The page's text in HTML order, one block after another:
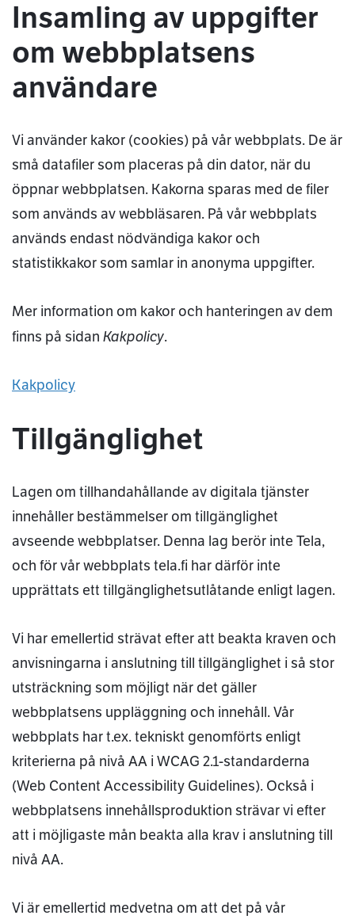
Insamling av uppgifter
om webbplatsens
användare
Vi använder kakor (cookies) på vår webbplats. De är
små datafiler som placeras på din dator, när du
öppnar webbplatsen. Kakorna sparas med de filer
som används av webbläsaren. På vår webbplats
används endast nödvändiga kakor och
statistikkakor som samlar in anonyma uppgifter.
Mer information om kakor och hanteringen av dem
finns på sidan Kakpolicy.
Kakpolicy
Tillgänglighet
Lagen om tillhandahållande av digitala tjänster
innehåller bestämmelser om tillgänglighet
avseende webbplatser. Denna lag berör inte Tela,
och för vår webbplats tela.fi har därför inte
upprättats ett tillgänglighetsutlåtande enligt lagen.
Vi har emellertid strävat efter att beakta kraven och
anvisningarna i anslutning till tillgänglighet i så stor
utsträckning som möjligt när det gäller
webbplatsens uppläggning och innehåll. Vår
webbplats har t.ex. tekniskt genomförts enligt
kriterierna på nivå AA i WCAG 2.1-standarderna
(Web Content Accessibility Guidelines). Också i
webbplatsens innehållsproduktion strävar vi efter
att i möjligaste mån beakta alla krav i anslutning till
nivå AA.
Vi är emellertid medvetna om att det på vår